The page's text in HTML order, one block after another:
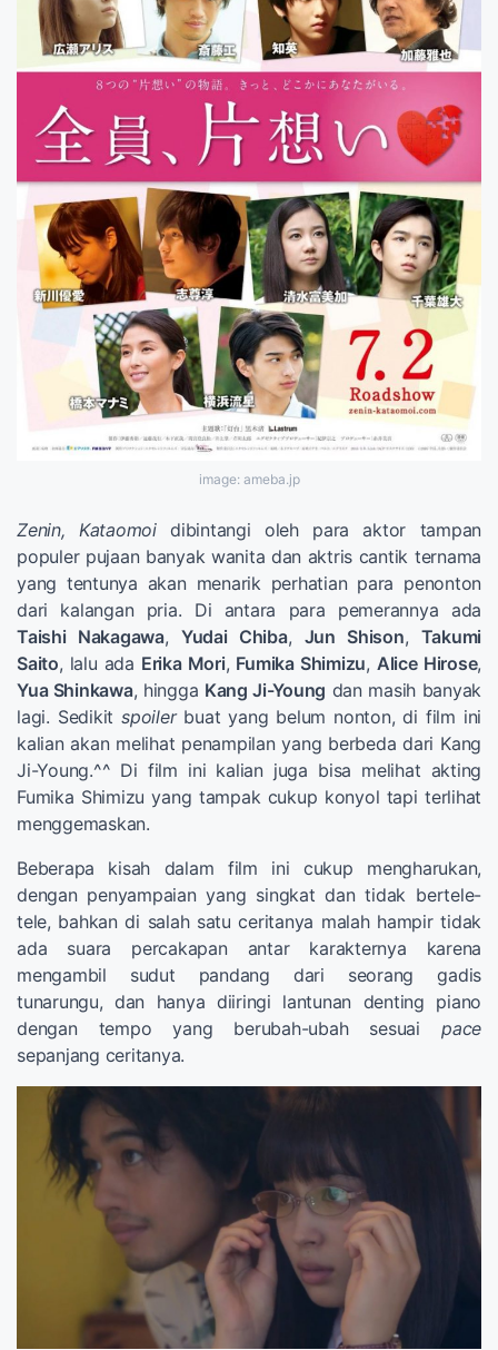
image: ameba.jp
Zenin, Kataomoidibintangi oleh para aktor tampan
populer pujaan banyak wanita dan aktris cantik ternama
yang tentunya akan menarik perhatian para penonton
dari kalangan pria. Di antara para pemerannya ada
Taishi Nakagawa, Yudai Chiba, Jun Shison, Takumi
Saito, lalu ada Erika Mori, Fumika Shimizu, Alice Hirose,
Yua Shinkawa, hingga Kang Ji-Young dan masih banyak
lagi. Sedikit spoilerbuat yang belum nonton, di film ini
kalian akan melihat penampilan yang berbeda dari Kang
Ji-Young.^^ Di film ini kalian juga bisa melihat akting
Fumika Shimizu yang tampak cukup konyol tapi terlihat
menggemaskan.
Beberapa kisah dalam film ini cukup mengharukan,
dengan penyampaian yang singkat dan tidak bertele-
tele, bahkan di salah satu ceritanya malah hampir tidak
ada suara percakapan antar karakternya karena
mengambil sudut pandang dari seorang gadis
tunarungu, dan hanya diiringi lantunan denting piano
dengan tempo yang berubah-ubah sesuai pace
sepanjang ceritanya.